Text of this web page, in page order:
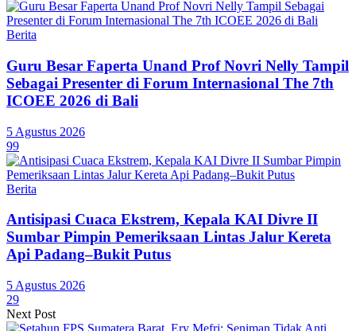
Berita
Guru Besar Faperta Unand Prof Novri Nelly Tampil
Sebagai Presenter di Forum Internasional The 7th
ICOEE 2026 di Bali
5 Agustus 2026
99
Berita
Antisipasi Cuaca Ekstrem, Kepala KAI Divre II
Sumbar Pimpin Pemeriksaan Lintas Jalur Kereta
Api Padang–Bukit Putus
5 Agustus 2026
29
Next Post